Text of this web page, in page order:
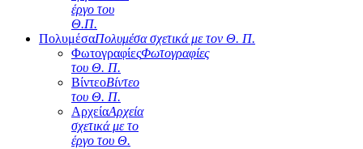
έργο του
Θ.Π.
ΠολυμέσαΠολυμέσα σχετικά με τον Θ. Π.
ΦωτογραφίεςΦωτογραφίες
του Θ. Π.
ΒίντεοΒίντεο
του Θ. Π.
ΑρχείαΑρχεία
σχετικά με το
έργο του Θ.